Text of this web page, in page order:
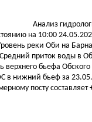
Анализ
на 10:00
реки Оби на
приток воды в
бьефа
нижний бьеф за
посту составляет